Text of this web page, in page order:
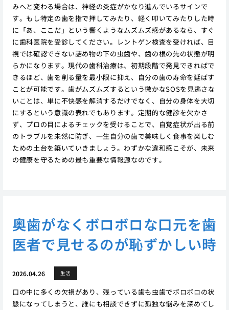
みへと変わる場合は、神経の炎症がかなり進んでいるサインで
す。もし特定の歯を指で押してみたり、軽く叩いてみたりした時
に「あ、ここだ」という響くようなムズムズ感があるなら、すぐ
に歯科医院を受診してください。レントゲン検査を受ければ、目
視では確認できない詰め物の下の虫歯や、歯の根の先の状態が明
らかになります。現代の歯科治療は、初期段階で発見できればで
きるほど、歯を削る量を最小限に抑え、自分の歯の寿命を延ばす
ことが可能です。歯がムズムズするという微かなSOSを見逃さな
いことは、単に不快感を解消するだけでなく、自分の身体を大切
にするという意識の表れでもあります。定期的な健診を欠かさ
ず、プロの目によるチェックを受けることで、自覚症状が出る前
のトラブルを未然に防ぎ、一生自分の歯で美味しく食事を楽しむ
ための土台を築いていきましょう。わずかな違和感こそが、未来
の健康を守るための最も重要な情報源なのです。
奥歯がなくボロボロな口元を歯
医者で見せるのが恥ずかしい時
2026.04.26 生活
口の中に多くの欠損があり、残っている歯も虫歯でボロボロの状
態になってしまうと、誰にも相談できずに孤独な悩みを深めてし